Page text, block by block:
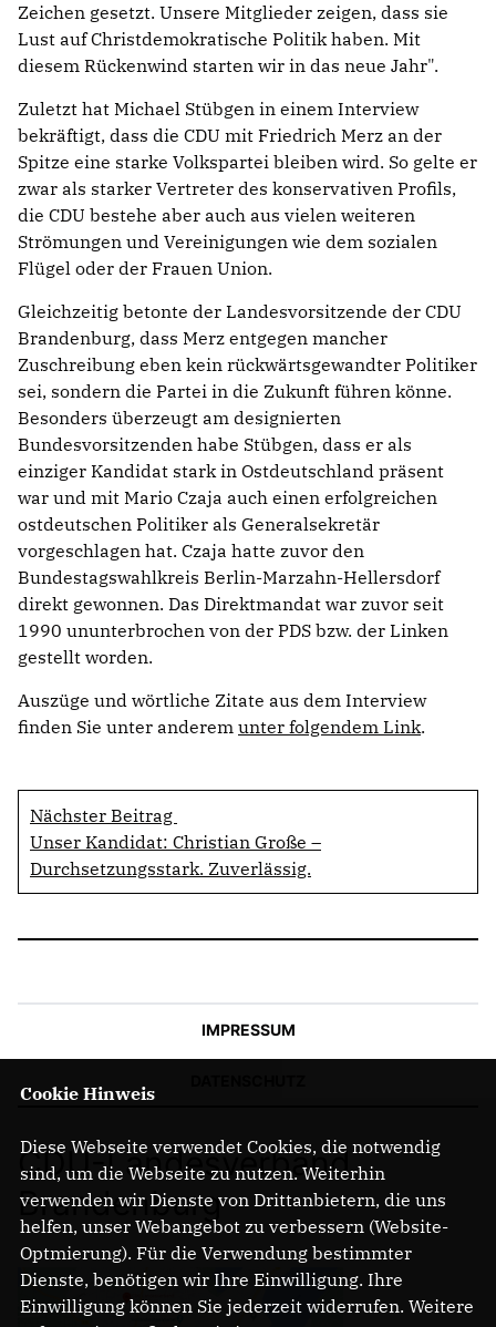
Zeichen gesetzt. Unsere Mitglieder zeigen, dass sie
Lust auf Christdemokratische Politik haben. Mit
diesem Rückenwind starten wir in das neue Jahr".
Zuletzt hat Michael Stübgen in einem Interview
bekräftigt, dass die CDU mit Friedrich Merz an der
Spitze eine starke Volkspartei bleiben wird. So gelte er
zwar als starker Vertreter des konservativen Profils,
die CDU bestehe aber auch aus vielen weiteren
Strömungen und Vereinigungen wie dem sozialen
Flügel oder der Frauen Union.
Gleichzeitig betonte der Landesvorsitzende der CDU
Brandenburg, dass Merz entgegen mancher
Zuschreibung eben kein rückwärtsgewandter Politiker
sei, sondern die Partei in die Zukunft führen könne.
Besonders überzeugt am designierten
Bundesvorsitzenden habe Stübgen, dass er als
einziger Kandidat stark in Ostdeutschland präsent
war und mit Mario Czaja auch einen erfolgreichen
ostdeutschen Politiker als Generalsekretär
vorgeschlagen hat. Czaja hatte zuvor den
Bundestagswahlkreis Berlin-Marzahn-Hellersdorf
direkt gewonnen. Das Direktmandat war zuvor seit
1990 ununterbrochen von der PDS bzw. der Linken
gestellt worden.
Auszüge und wörtliche Zitate aus dem Interview
finden Sie unter anderem unter folgendem Link.
Nächster Beitrag
Unser Kandidat: Christian Große –
Durchsetzungsstark. Zuverlässig.
IMPRESSUM
CDU-Landesverband
Brandenburg
Cookie Hinweis
Diese Webseite verwendet Cookies, die notwendig
sind, um die Webseite zu nutzen. Weiterhin
verwenden wir Dienste von Drittanbietern, die uns
helfen, unser Webangebot zu verbessern (Website-
Optmierung). Für die Verwendung bestimmter
Dienste, benötigen wir Ihre Einwilligung. Ihre
Einwilligung können Sie jederzeit widerrufen. Weitere